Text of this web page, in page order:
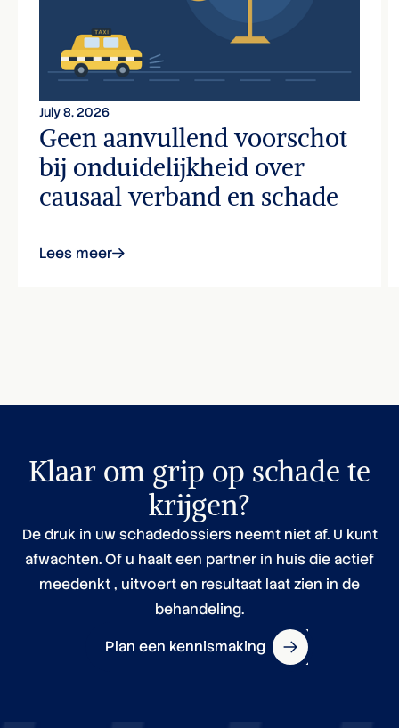
July 8, 2026
Geen aanvullend voorschot
bij onduidelijkheid over
causaal verband en schade
Lees meer
Klaar om grip op schade te
krijgen?
De druk in uw schadedossiers neemt niet af. U kunt
afwachten. Of u haalt een partner in huis die actief
meedenkt , uitvoert en resultaat laat zien in de
behandeling.
Plan een kennismaking